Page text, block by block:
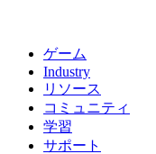
ゲーム
Industry
リソース
コミュニティ
学習
サポート